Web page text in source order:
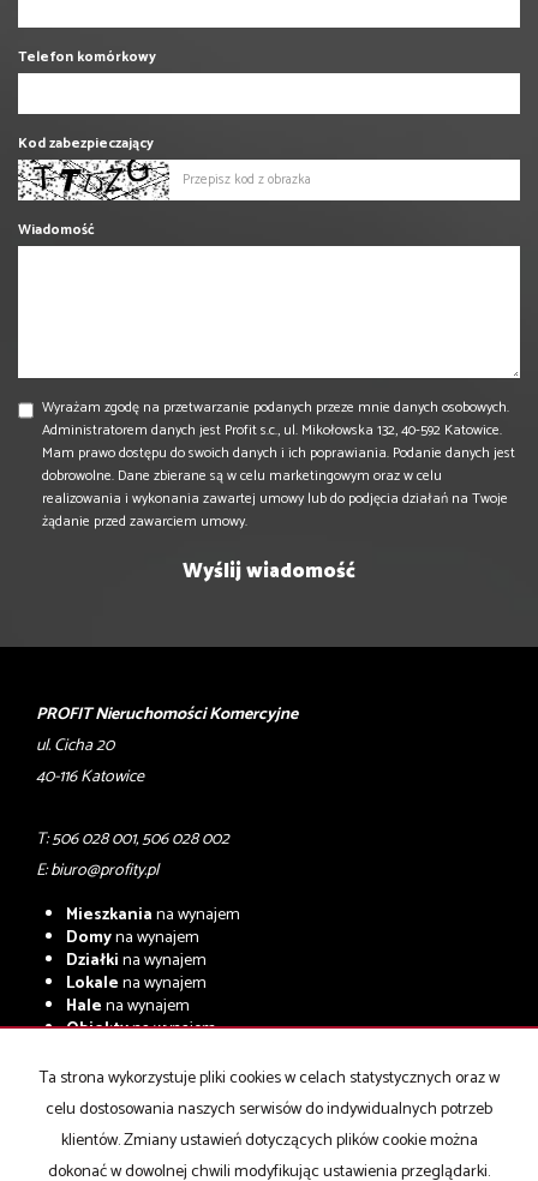
Telefon komórkowy
Kod zabezpieczający
Wiadomość
Wyrażam zgodę na przetwarzanie podanych przeze mnie danych osobowych.
Administratorem danych jest Profit s.c., ul. Mikołowska 132, 40-592 Katowice.
Mam prawo dostępu do swoich danych i ich poprawiania. Podanie danych jest
dobrowolne. Dane zbierane są w celu marketingowym oraz w celu
realizowania i wykonania zawartej umowy lub do podjęcia działań na Twoje
żądanie przed zawarciem umowy.
PROFIT Nieruchomości Komercyjne
ul. Cicha 20
40-116 Katowice
T: 506 028 001, 506 028 002
E:biuro@profity.pl
Mieszkaniana wynajem
Domyna wynajem
Działkina wynajem
Lokalena wynajem
Halena wynajem
Obiektyna wynajem
Mieszkaniana sprzedaż
Domyna sprzedaż
Działkina sprzedaż
Lokalena sprzedaż
Hale na sprzedaż
Ta strona wykorzystuje pliki cookies w celach statystycznych oraz w
celu dostosowania naszych serwisów do indywidualnych potrzeb
klientów. Zmiany ustawień dotyczących plików cookie można
dokonać w dowolnej chwili modyfikując ustawienia przeglądarki.